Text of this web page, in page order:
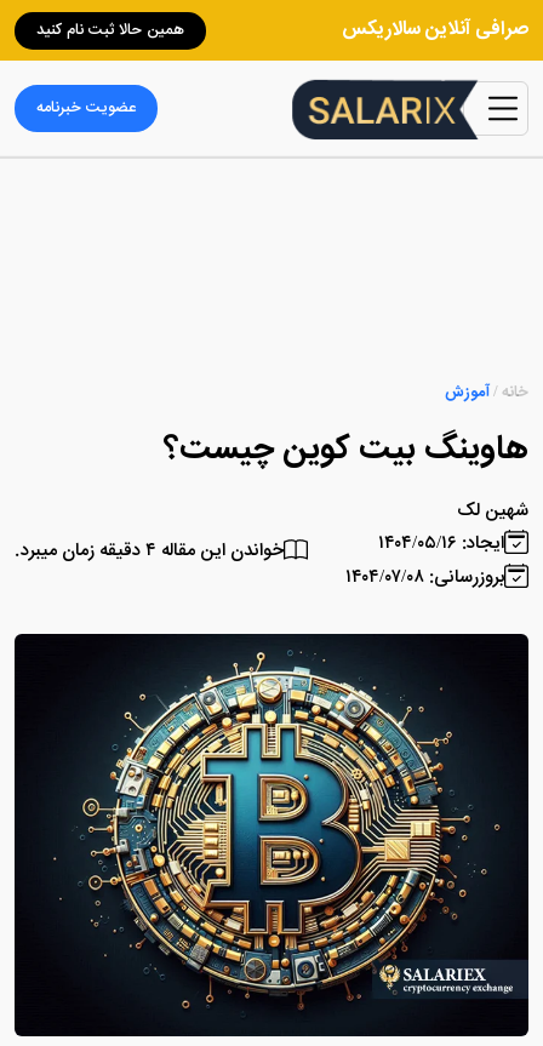
صرافی آنلاین سالاریکس همین حالا ثبت نام کنید
عضویت خبرنامه
خانه/آموزش
هاوینگ بیت کوین چیست؟
شهین لک
ایجاد: ۱۴۰۴/۰۵/۱۶
بروزرسانی: ۱۴۰۴/۰۷/۰۸
خواندن این مقاله ۴ دقیقه زمان میبرد.